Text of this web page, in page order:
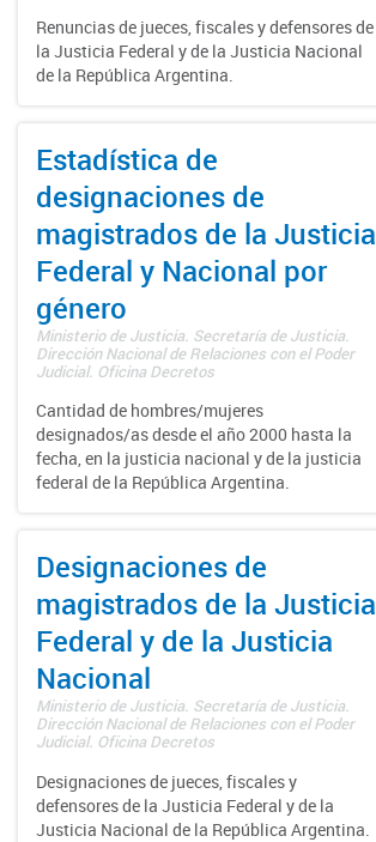
Renuncias de jueces, fiscales y defensores de
la Justicia Federal y de la Justicia Nacional
de la República Argentina.
Estadística de
designaciones de
magistrados de la Justicia
Federal y Nacional por
género
Ministerio de Justicia. Secretaría de Justicia.
Dirección Nacional de Relaciones con el Poder
Judicial. Oficina Decretos
Cantidad de hombres/mujeres
designados/as desde el año 2000 hasta la
fecha, en la justicia nacional y de la justicia
federal de la República Argentina.
Designaciones de
magistrados de la Justicia
Federal y de la Justicia
Nacional
Ministerio de Justicia. Secretaría de Justicia.
Dirección Nacional de Relaciones con el Poder
Judicial. Oficina Decretos
Designaciones de jueces, fiscales y
defensores de la Justicia Federal y de la
Justicia Nacional de la República Argentina.